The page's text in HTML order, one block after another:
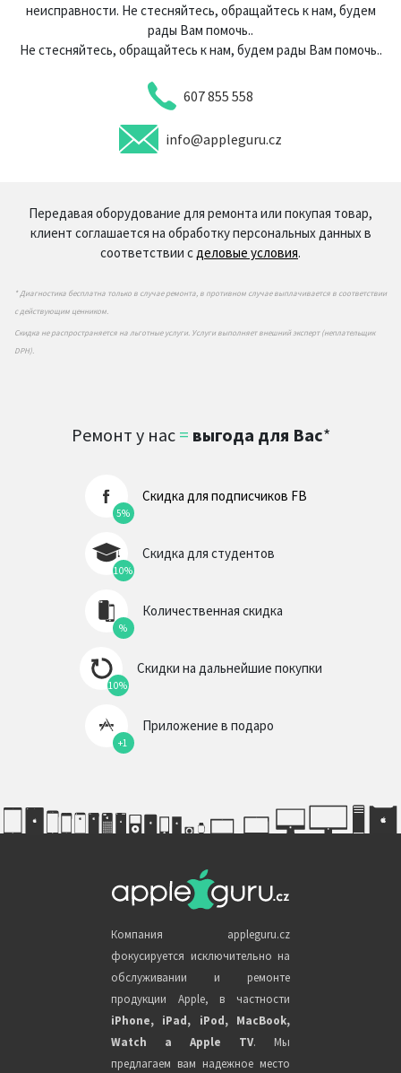
неисправности. Не стесняйтесь, обращайтесь к нам, будем
рады Вам помочь..
Не стесняйтесь, обращайтесь к нам, будем рады Вам помочь..
607 855 558
info@appleguru.cz
Передавая оборудование для ремонта или покупая товар,
клиент соглашается на обработку персональных данных в
соответствии сделовые условия.
* Диагностика бесплатна только в случае ремонта, в противном случае выплачивается в соответствии
с действующим ценником.
Скидка не распространяется на льготные услуги. Услуги выполняет внешний эксперт (неплательщик
DPH).
Ремонт у нас = выгода для Вас*
5%
Скидка для подписчиков FB
10%
Скидка для студентов
%
Количественная скидка
10%
Скидки на дальнейшие покупки
+1
Приложение в подаро
Компания appleguru.cz
фокусируется исключительно на
обслуживании и ремонте
продукции Apple, в частности
iPhone, iPad, iPod, MacBook,
Watch a Apple TV. Мы
предлагаем вам надежное место